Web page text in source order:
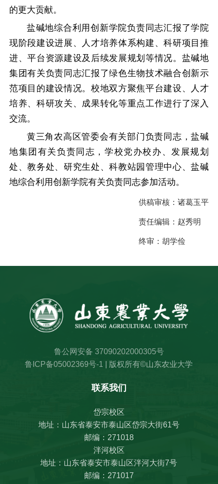
的更大贡献。
盐碱地综合利用创新学院负责同志汇报了学院
现阶段建设进展、人才培养体系构建、科研项目推
进、平台资源建设及后续发展规划等情况。盐碱地
集团有关负责同志汇报了绿色生物技术融合创新示
范项目的建设情况。校地双方聚焦平台建设、人才
培养、科研攻关、成果转化等重点工作进行了深入
交流。
黄三角农高区管委会有关部门负责同志，盐碱
地集团有关负责同志，学校党办校办、发展规划
处、教务处、研究生处、科教站园管理中心、盐碱
地综合利用创新学院有关负责同志参加活动。
供稿审核：诸葛玉平
责任编辑： 赵秀明
终审：胡学俭
鲁公网安备 37090202000305号
鲁ICP备05002369号-1 | 版权所有©山东农业大学
联系我们
岱宗校区
地址：山东省泰安市泰山区岱宗大街61号
邮编：271018
泮河校区
地址：山东省泰安市泰山区泮河大街7号
邮编：271017